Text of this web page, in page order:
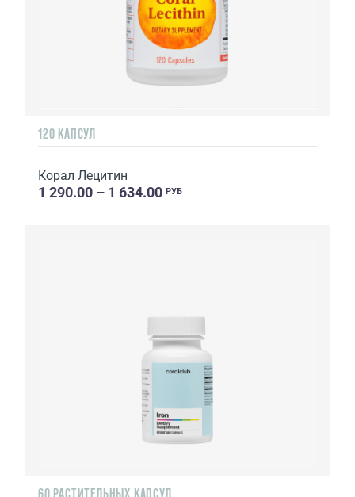
120 КАПСУЛ
Корал Лецитин
1 290.00 – 1 634.00 РУБ